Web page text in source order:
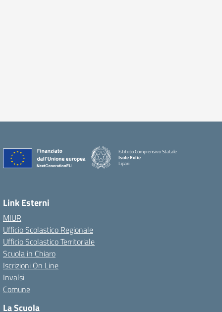
Istituto Comprensivo Statale
Isole Eolie
Lipari
Link Esterni
MIUR
Ufficio Scolastico Regionale
Ufficio Scolastico Territoriale
Scuola in Chiaro
Iscrizioni On Line
Invalsi
Comune
La Scuola